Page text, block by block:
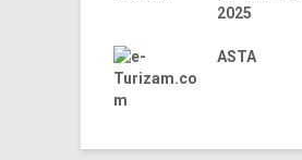
2025
ASTA